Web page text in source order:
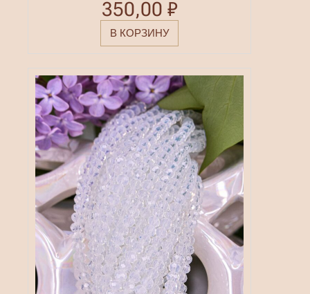
350,00₽
В КОРЗИНУ